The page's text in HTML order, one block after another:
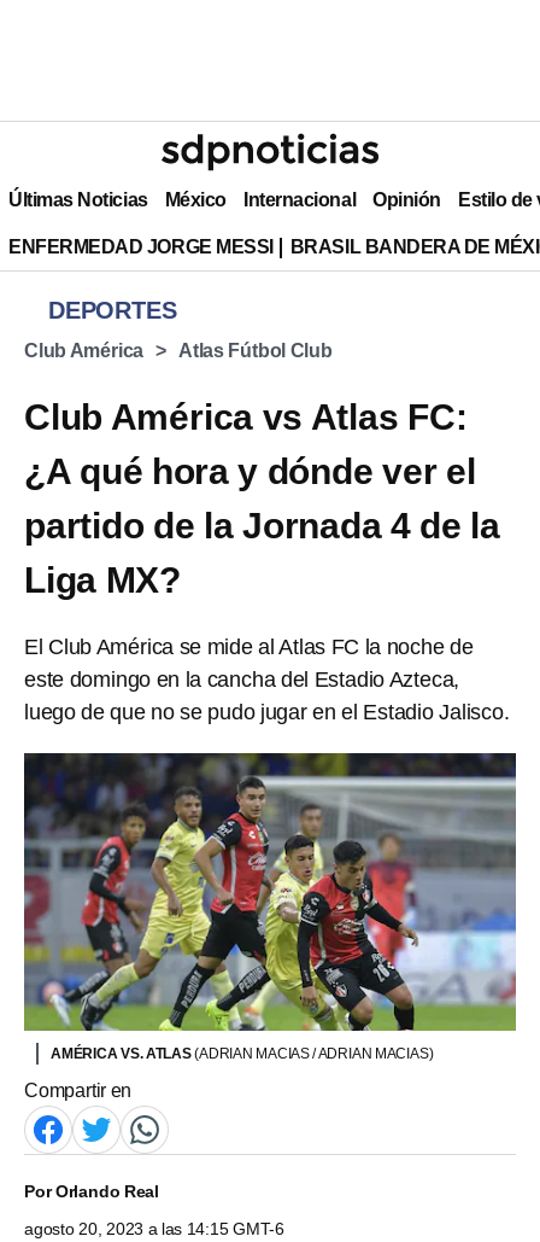
Últimas Noticias México Internacional Opinión Estilo de
ENFERMEDAD JORGE MESSI BRASIL BANDERA DE
DEPORTES
Club América Atlas Fútbol Club
Club América vs Atlas FC:
¿A qué hora y dónde ver el
partido de la Jornada 4 de la
Liga MX?
El Club América se mide al Atlas FC la noche de
este domingo en la cancha del Estadio Azteca,
luego de que no se pudo jugar en el Estadio Jalisco.
AMÉRICA VS. ATLAS(ADRIAN MACIAS / ADRIAN MACIAS)
Compartir en
PorOrlando Real
agosto 20, 2023 a las 14:15 GMT-6